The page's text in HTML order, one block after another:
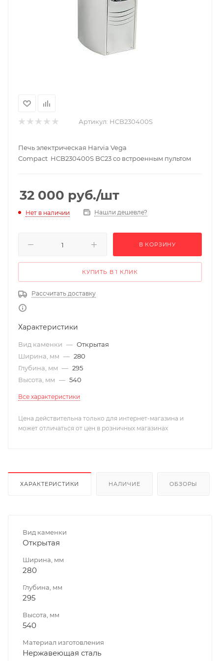
Артикул: HCB230400S
Печь электрическая Harvia Vega
Compact HCB230400S BC23 со встроенным пультом
32 000 руб./шт
Нет в наличии Нашли дешевле?
В КОРЗИНУ
КУПИТЬ В 1 КЛИК
Рассчитать доставку
Характеристики
Вид каменки — Открытая
Ширина, мм — 280
Глубина, мм — 295
Высота, мм — 540
Все характеристики
Цена действительна только для интернет-магазина и
может отличаться от цен в розничных магазинах
ХАРАКТЕРИСТИКИ НАЛИЧИЕ ОБЗОРЫ
Вид каменки
Открытая
Ширина, мм
280
Глубина, мм
295
Высота, мм
540
Материал изготовления
Нержавеющая сталь